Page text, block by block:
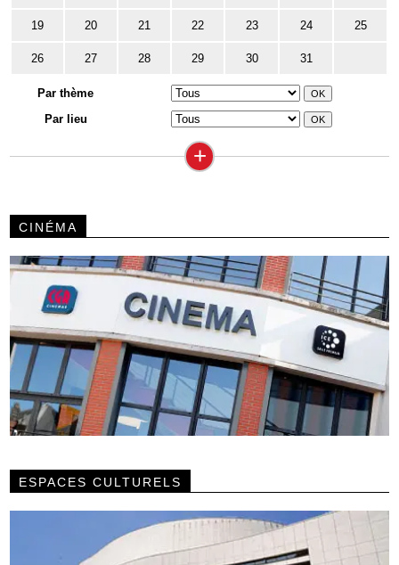
19 20 21 22 23 24 25
26 27 28 29 30 31
Par thème
Par lieu
+
CINÉMA
ESPACES CULTURELS